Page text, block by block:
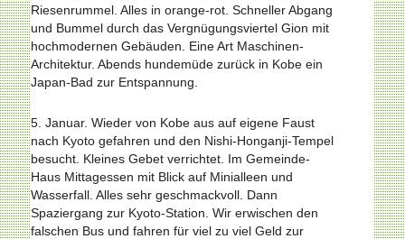
Riesenrummel. Alles in orange-rot. Schneller Abgang
und Bummel durch das Vergnügungsviertel Gion mit
hochmodernen Gebäuden. Eine Art Maschinen-
Architektur. Abends hundemüde zurück in Kobe ein
Japan-Bad zur Entspannung.
5. Januar. Wieder von Kobe aus auf eigene Faust
nach Kyoto gefahren und den Nishi-Honganji-Tempel
besucht. Kleines Gebet verrichtet. Im Gemeinde-
Haus Mittagessen mit Blick auf Minialleen und
Wasserfall. Alles sehr ge­schmackvoll. Dann
Spaziergang zur Kyoto-Station. Wir erwischen den
falschen Bus und fahren für viel zu viel Geld zur